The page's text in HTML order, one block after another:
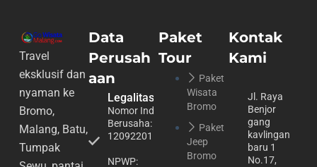
Travel
eksklusif dan
nyaman ke
Bromo,
Malang, Batu,
Tumpak
Data
Perusah
aan
Legalitas
Nomor Induk
Berusaha:
1209220113064
NPWP:
Paket
Tour
Paket
Wisata
Bromo
Paket
Jeep
Bromo
Kontak
Kami
Jl. Raya
Benjor
gang
kavlingan
baru 1
No.17,